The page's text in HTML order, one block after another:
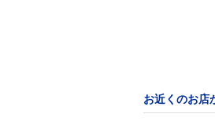
お近くのお店